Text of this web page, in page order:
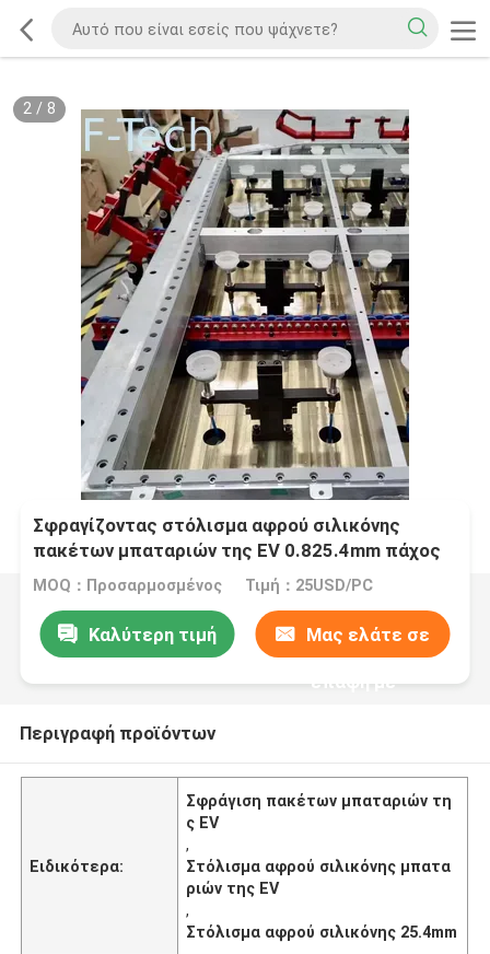
2/ 8
Σφραγίζοντας στόλισμα αφρού σιλικόνης
πακέτων μπαταριών της EV 0.825.4mm πάχος
MOQ：Προσαρμοσμένος Τιμή：25USD/PC
Καλύτερη τιμή Μας ελάτε σε
επαφή με
Περιγραφή προϊόντων
Ειδικότερα:
Σφράγιση πακέτων μπαταριών τη
ς EV
,
Στόλισμα αφρού σιλικόνης μπατα
ριών της EV
,
Στόλισμα αφρού σιλικόνης 25.4mm